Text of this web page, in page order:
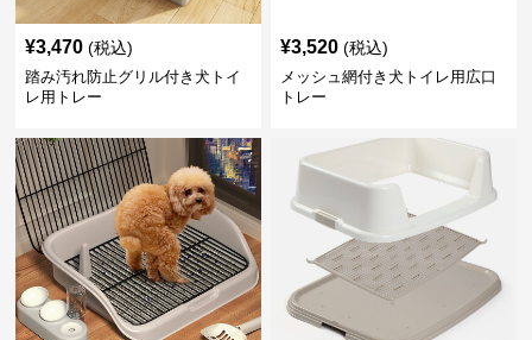
¥3,470 (税込)
踏み汚れ防止グリル付き犬トイ
レ用トレー
¥3,520 (税込)
メッシュ網付き犬トイレ用広口
トレー